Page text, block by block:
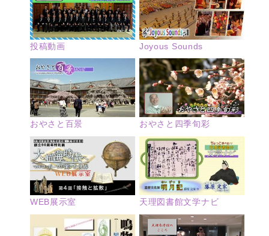
投稿動画 Joyous Sounds
おやさと百景 おやさと四季旬彩
WEB展示室 天理図書館文学ナビ